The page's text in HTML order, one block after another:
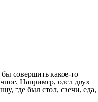
совершить какое-то
Например, одел двух
где был стол, свечи, еда,